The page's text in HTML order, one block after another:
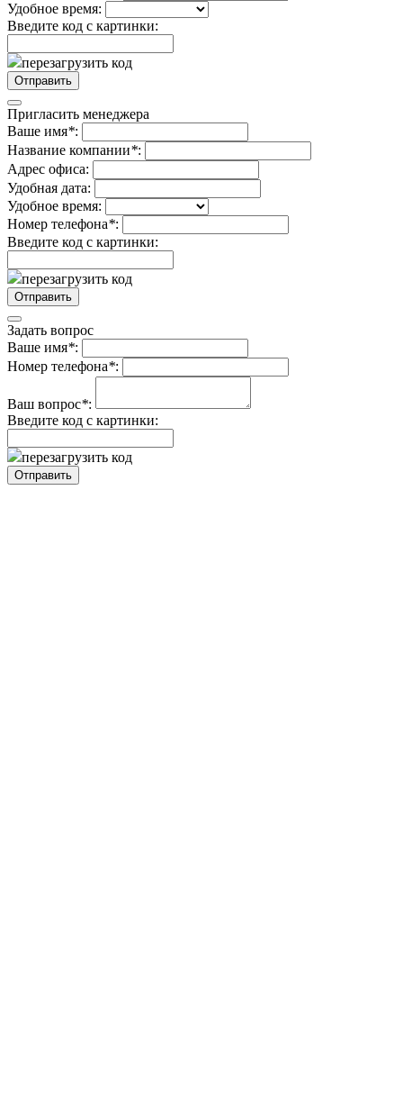
Удобное время:
Введите код с картинки:
перезагрузить код
Пригласить менеджера
Ваше имя*:
Название компании*:
Адрес офиса:
Удобная дата:
Удобное время:
Номер телефона*:
Введите код с картинки:
перезагрузить код
Задать вопрос
Ваше имя*:
Номер телефона*:
Ваш вопрос*:
Введите код с картинки:
перезагрузить код